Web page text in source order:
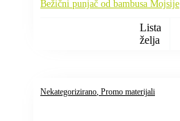
Bežični punjač od bambusa Mojsije
Lista
želja
Nekategorizirano , Promo materijali